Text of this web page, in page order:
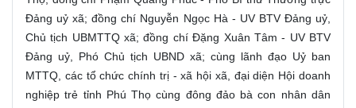
Đảng uỷ xã; đồng chí Nguyễn Ngọc Hà - UV BTV Đảng uỷ,
Chủ tịch UBMTTQ xã; đồng chí Đặng Xuân Tâm - UV BTV
Đảng uỷ, Phó Chủ tịch UBND xã; cùng lãnh đạo Uỷ ban
MTTQ, các tổ chức chính trị - xã hội xã, đại diện Hội doanh
nghiệp trẻ tỉnh Phú Thọ cùng đông đảo bà con nhân dân